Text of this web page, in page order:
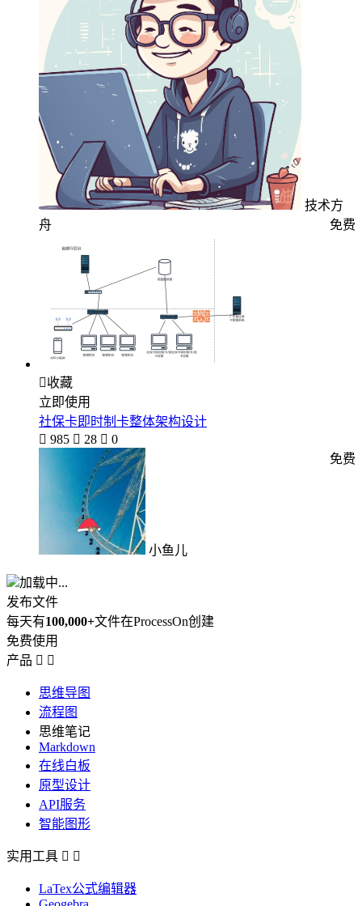
技术方
舟
免费
收藏
立即使用
社保卡即时制卡整体架构设计
 985  28  0
小鱼儿
免费
加载中...
发布文件
每天有100,000+文件在ProcessOn创建
免费使用
产品  
思维导图
流程图
思维笔记
Markdown
在线白板
原型设计
API服务
智能图形
实用工具  
LaTex公式编辑器